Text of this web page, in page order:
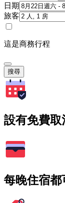
日期
旅客
這是商務行程
搜尋
設有免費
每晚住宿